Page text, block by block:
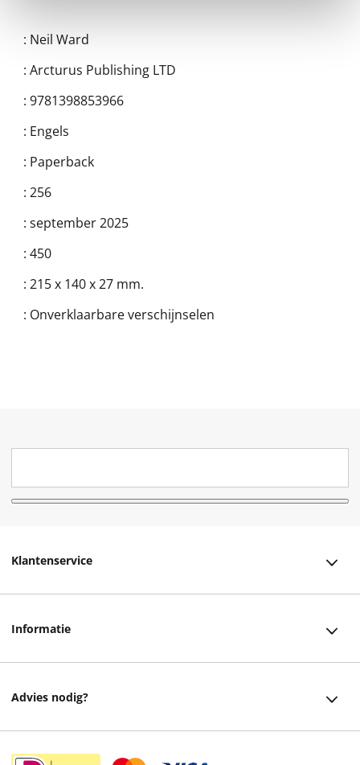
: Neil Ward
: Arcturus Publishing LTD
: 9781398853966
: Engels
: Paperback
: 256
: september 2025
: 450
: 215 x 140 x 27 mm.
: Onverklaarbare verschijnselen
Klantenservice
Retourneren
Informatie
Advies nodig?